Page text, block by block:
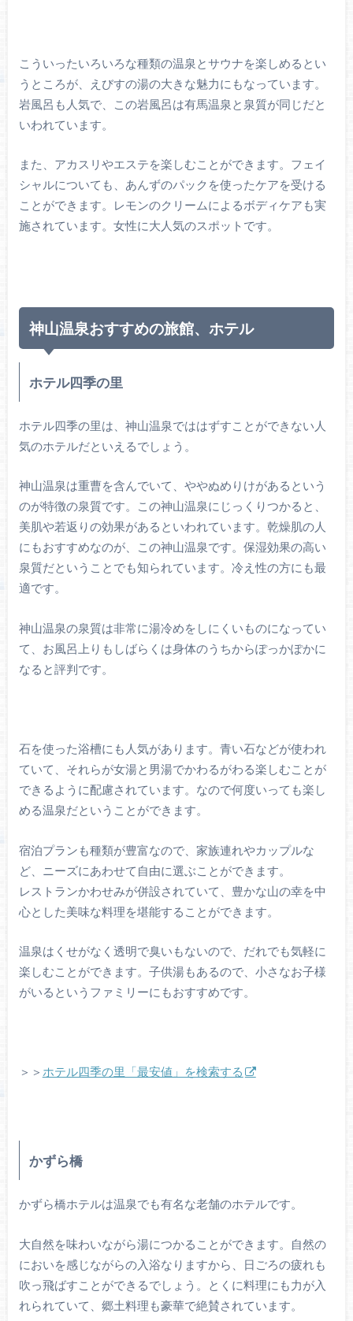
こういったいろいろな種類の温泉とサウナを楽しめるとい
うところが、えびすの湯の大きな魅力にもなっています。
岩風呂も人気で、この岩風呂は有馬温泉と泉質が同じだと
いわれています。
また、アカスリやエステを楽しむことができます。フェイ
シャルについても、あんずのパックを使ったケアを受ける
ことができます。レモンのクリームによるボディケアも実
施されています。女性に大人気のスポットです。
神山温泉おすすめの旅館、ホテル
ホテル四季の里
ホテル四季の里は、神山温泉でははずすことができない人
気のホテルだといえるでしょう。
神山温泉は重曹を含んでいて、ややぬめりけがあるという
のが特徴の泉質です。この神山温泉にじっくりつかると、
美肌や若返りの効果があるといわれています。乾燥肌の人
にもおすすめなのが、この神山温泉です。保湿効果の高い
泉質だということでも知られています。冷え性の方にも最
適です。
神山温泉の泉質は非常に湯冷めをしにくいものになってい
て、お風呂上りもしばらくは身体のうちからぽっかぽかに
なると評判です。
石を使った浴槽にも人気があります。青い石などが使われ
ていて、それらが女湯と男湯でかわるがわる楽しむことが
できるように配慮されています。なので何度いっても楽し
める温泉だということができます。
宿泊プランも種類が豊富なので、家族連れやカップルな
ど、ニーズにあわせて自由に選ぶことができます。
レストランかわせみが併設されていて、豊かな山の幸を中
心とした美味な料理を堪能することができます。
温泉はくせがなく透明で臭いもないので、だれでも気軽に
楽しむことができます。子供湯もあるので、小さなお子様
がいるというファミリーにもおすすめです。
＞＞ ホテル四季の里「最安値」を検索する
かずら橋
かずら橋ホテルは温泉でも有名な老舗のホテルです。
大自然を味わいながら湯につかることができます。自然の
においを感じながらの入浴なりますから、日ごろの疲れも
吹っ飛ばすことができるでしょう。とくに料理にも力が入
れられていて、郷土料理も豪華で絶賛されています。